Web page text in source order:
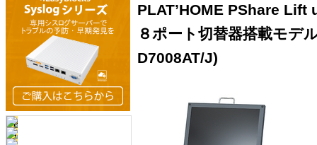
PLAT’HOME PShare
８ポート切替器搭載モデ
D7008AT/J)